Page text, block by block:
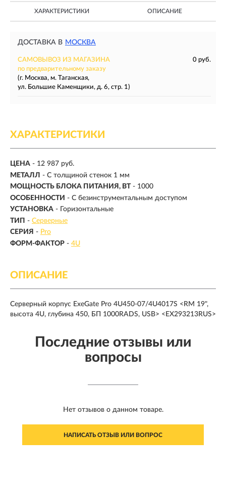
ХАРАКТЕРИСТИКИ ОПИСАНИЕ
ДОСТАВКА В МОСКВА
САМОВЫВОЗ ИЗ МАГАЗИНА
0 руб.
по предварительному заказу
(г. Москва, м. Таганская,
ул. Большие Каменщики, д. 6, стр. 1)
ХАРАКТЕРИСТИКИ
ЦЕНА - 12 987 руб.
МЕТАЛЛ - С толщиной стенок 1 мм
МОЩНОСТЬ БЛОКА ПИТАНИЯ, ВТ - 1000
ОСОБЕННОСТИ - С безинструментальным доступом
УСТАНОВКА - Горизонтальные
ТИП - Серверные
СЕРИЯ - Pro
ФОРМ-ФАКТОР - 4U
ОПИСАНИЕ
Серверный корпус ExeGate Pro 4U450-07/4U4017S <RM 19",
высота 4U, глубина 450, БП 1000RADS, USB> <EX293213RUS>
Последние отзывы или
вопросы
Нет отзывов о данном товаре.
НАПИСАТЬ ОТЗЫВ ИЛИ ВОПРОС